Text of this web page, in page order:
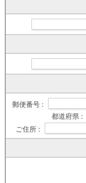
郵便番号 :
都道府県 :
ご住所 :